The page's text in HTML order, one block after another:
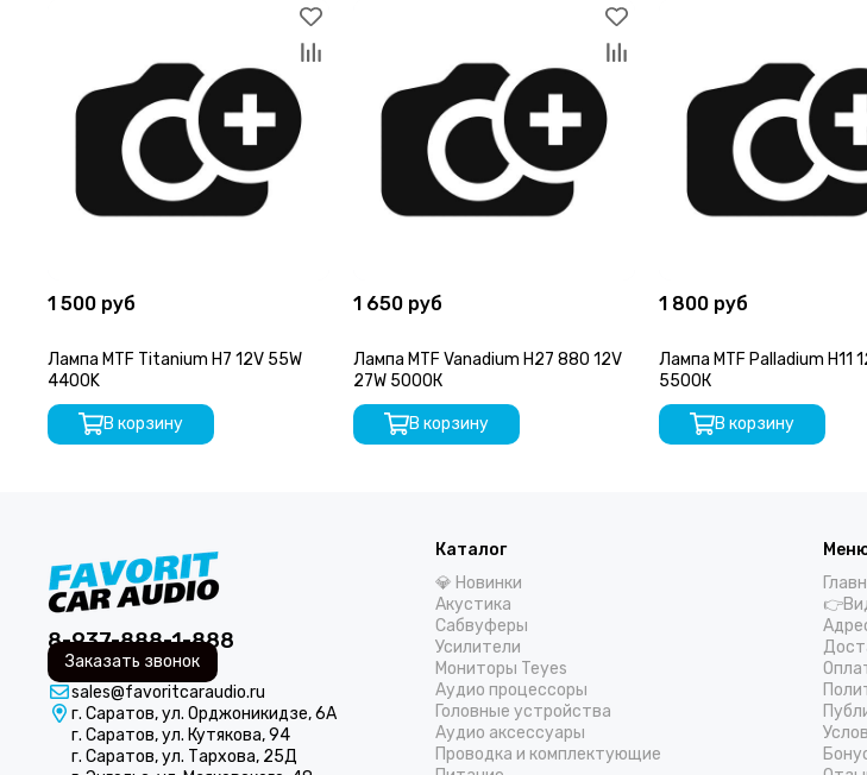
1 500 руб
Лампа MTF Titanium H7 12V 55W
4400K
В корзину
1 650 руб
Лампа MTF Vanadium H27 880 12V
27W 5000К
В корзину
1 800 руб
Лампа MTF Palladium H11
5500К
В корзину
8-937-888-1-888
Заказать звонок
sales@favoritcaraudio.ru
г. Саратов, ул. Орджоникидзе, 6А
г. Саратов, ул. Кутякова, 94
г. Саратов, ул. Тархова, 25Д
Каталог
💎 Новинки
Акустика
Сабвуферы
Усилители
Мониторы Teyes
Аудио процессоры
Головные устройства
Аудио аксессуары
Проводка и комплектующие